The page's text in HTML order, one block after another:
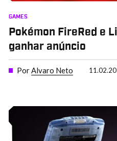
GAMES
Pokémon FireRed e
ganhar anúncio
PorAlvaro Neto